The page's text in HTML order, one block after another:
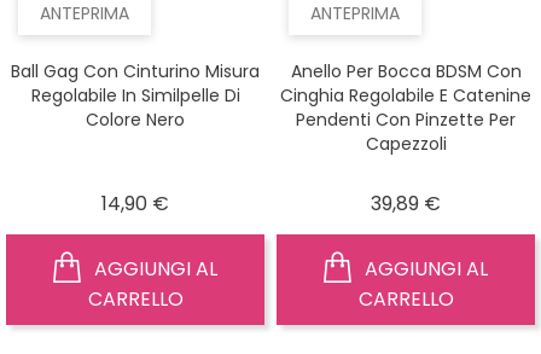
ANTEPRIMA
Ball Gag Con Cinturino Misura
Regolabile In Similpelle Di
Colore Nero
14,90 €
CARRELLO
ANTEPRIMA
Anello Per Bocca BDSM Con
Cinghia Regolabile E Catenine
Pendenti Con Pinzette Per
Capezzoli
39,89 €
CARRELLO